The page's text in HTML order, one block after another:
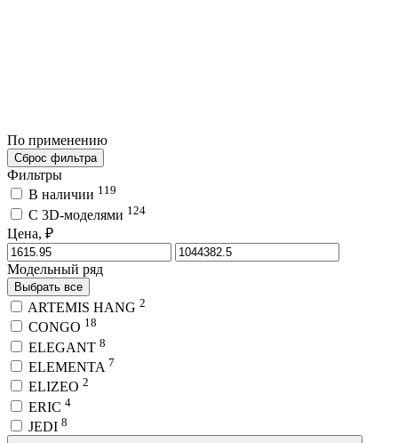
По применению
Сброс фильтра
Фильтры
В наличии 119
C 3D-моделями 124
Цена, ₽
Модельный ряд
Выбрать все
ARTEMIS HANG 2
CONGO 18
ELEGANT 8
ELEMENTA 7
ELIZEO 2
ERIC 4
JEDI 8